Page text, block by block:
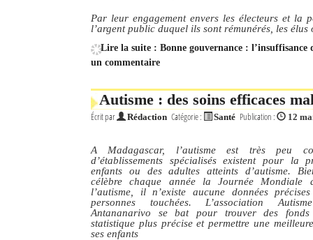
Par leur engagement envers les électeurs et la
l’argent public duquel ils sont rémunérés, les
Lire la suite : Bonne gouvernance :
un commentaire
Autisme : des soins efficaces
Écrit par Rédaction Catégorie : Santé Publication : 12
A Madagascar, l’autisme est très peu
d’établissements spécialisés existent pour la
enfants ou des adultes atteints d’autisme.
célèbre chaque année la Journée Mondiale
l’autisme, il n’existe aucune données
personnes touchées. L’association
Antananarivo se bat pour trouver des
statistique plus précise et permettre une
ses enfants